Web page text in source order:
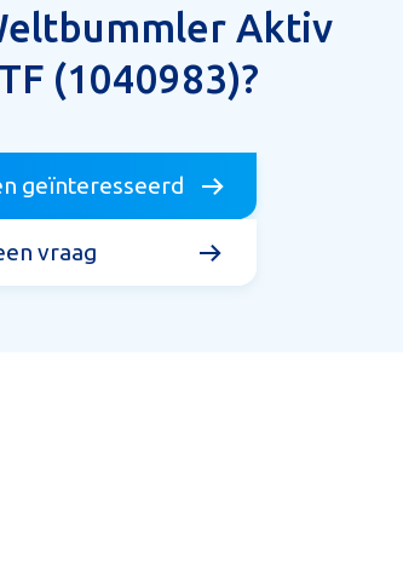
Aktiv
(1040983)?
geïnteresseerd
vraag